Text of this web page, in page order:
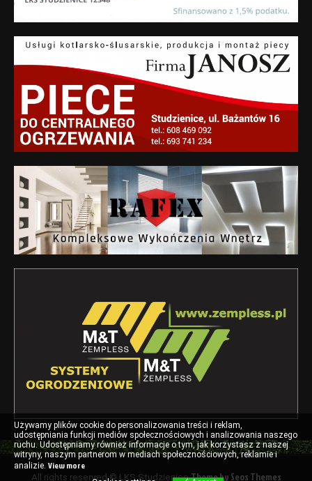
All rights reserved © LKS StudzieniceTheme by Seos Themes
Używamy plików cookie do personalizowania treści i reklam,
udostępniania funkcji mediów społecznościowych i analizowania naszego
ruchu. Udostępniamy również informacje o tym, jak korzystasz z naszej
witryny, naszym partnerom w mediach społecznościowych, reklamie i
analizie. View more